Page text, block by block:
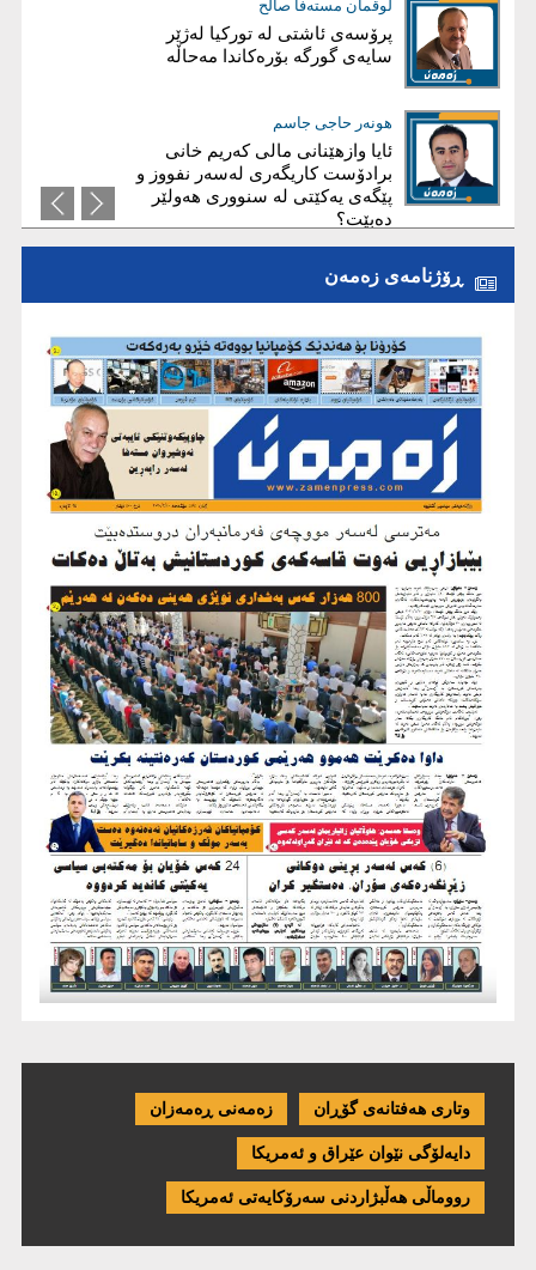
لوقمان مستەفا صاڵح
پرۆسەی ئاشتی لە توركیا لەژێر
سایەی گورگە بۆرەكاندا مەحاڵە
هونەر حاجی جاسم
ئایا وازهێنانی مالی کەریم‌ خانی
برادۆست کاریگەری لەسەر نفووز و
پێگەی یەکێتی لە سنووری هەولێر
دەبێت؟
فارس نەورۆڵی
شەڕ لەسەر هیچ!
ئاریز عەبدوڵا
ئايا چۆن هەرێم دەڕوخێ؟
ڕۆژنامەی زەمەن
وتاری هەفتانەی گۆڕان زەمەنی ڕەمەزان
دایەلۆگی نێوان عێراق و ئەمریكا
رووماڵی هەڵبژاردنی سەرۆکایەتی ئەمریکا